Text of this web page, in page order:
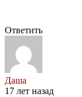
Ответить
Даша
17 лет назад